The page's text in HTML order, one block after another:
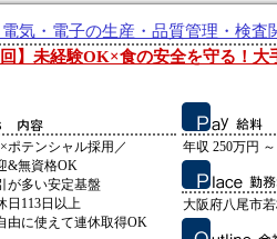
気・電子の生産・品質管理・検査
回】未経験OK×食の安全を守る！大
ポテンシャル採用／
&無資格OK
が多い安定基盤
日113日以上
由に使えて連休取得OK
年収 250万円
大阪府八尾市